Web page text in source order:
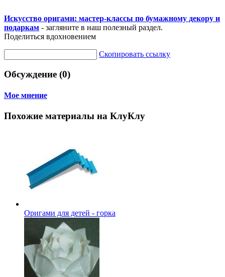
Искусство оригами: мастер-классы по бумажному декору и
подаркам - загляните в наш полезный раздел.
Поделиться вдохновением
Скопировать ссылку
Обсуждение (0)
Мое мнение
Похожие материалы на КлуКлу
Оригами для детей - горка